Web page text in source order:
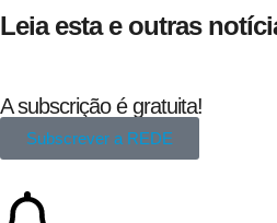
Leia esta e outras
A subscrição é gratuita!
Subscrever a REDE